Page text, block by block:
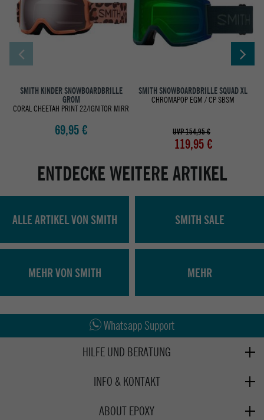
SMITH KINDER SNOWBOARDBRILLE
GROM
CORAL CHEETAH PRINT 22/IGNITOR MIRR
69,95 €
SMITH SNOWBOARDBRILLE SQUAD XL
CHROMAPOP EGM / CP SBSM
UVP 154,95 €
119,95 €
ENTDECKE WEITERE ARTIKEL
ALLE ARTIKEL VON SMITH SMITH SALE
MEHR VON SMITH MEHR
Whatsapp Support
Kauf auf Rechnung
Abholung in den Epoxy Stores
HILFE UND BERATUNG
Retoure
INFO & KONTAKT
ABOUT EPOXY